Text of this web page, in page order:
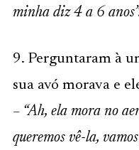
minha diz 4 a 6
9. Perguntaram à
sua avó morava e
– “Ah, ela mora no
queremos vê-la,